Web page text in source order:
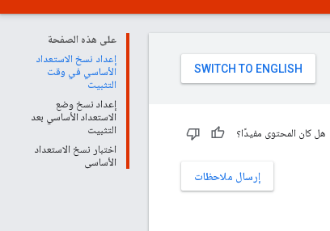
على هذه الصفحة
إعداد نسخ الاستعداد
الأساسي في وقت
التثبيت
إعداد نسخ وضع
الاستعداد الأساسي بعد
التثبيت
اختبار نسخ الاستعداد
الأساسي
هل كان المحتوى مفيدًا؟
إرسال ملاحظات